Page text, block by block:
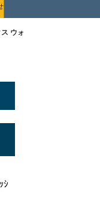
ウォールウォッシャー型
ｼ